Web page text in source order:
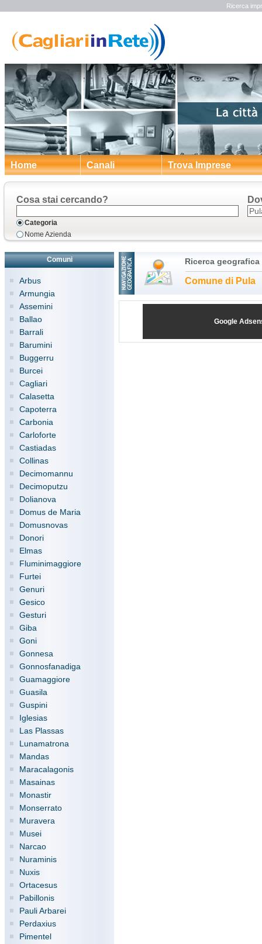
Ricerca
Home Canali Trova Imprese
Cosa stai cercando?
Categoria
Nome Azienda
Comuni
Arbus
Armungia
Assemini
Ballao
Barrali
Barumini
Buggerru
Burcei
Cagliari
Calasetta
Capoterra
Carbonia
Carloforte
Castiadas
Collinas
Decimomannu
Decimoputzu
Dolianova
Domus de Maria
Domusnovas
Donori
Elmas
Fluminimaggiore
Furtei
Genuri
Gesico
Gesturi
Giba
Goni
Gonnesa
Gonnosfanadiga
Guamaggiore
Guasila
Guspini
Iglesias
Las Plassas
Lunamatrona
Mandas
Maracalagonis
Masainas
Monastir
Monserrato
Muravera
Musei
Narcao
Nuraminis
Nuxis
Ortacesus
Pabillonis
Pauli Arbarei
Perdaxius
Pimentel
Ricerca
Comune di Pula
Google